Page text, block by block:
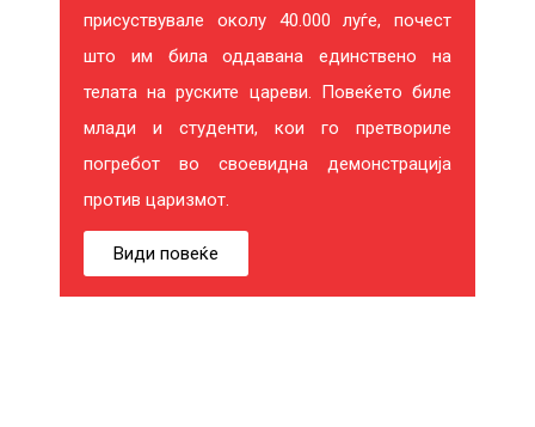
присуствувале околу 40.000 луѓе, почест
што им била оддавана единствено на
телата на руските цареви. Повеќето биле
млади и студенти, кои го претвориле
погребот во своевидна демонстрација
против царизмот.
Види повеќе